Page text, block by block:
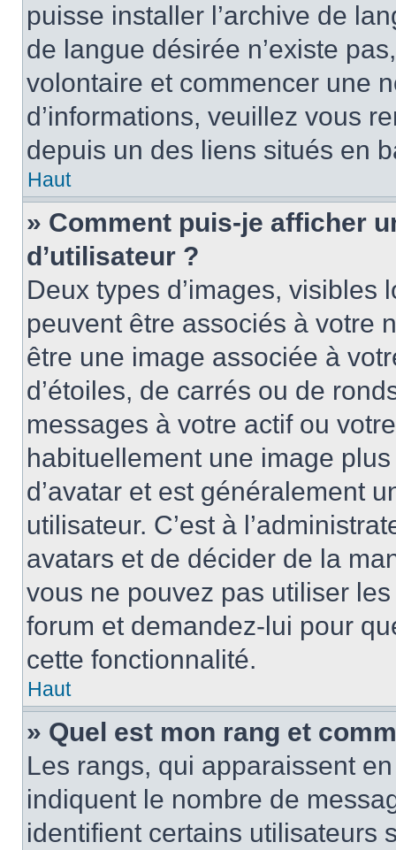
puisse installer l’archive de
de langue désirée n’existe
volontaire et commencer une
d’informations, veuillez vous
depuis un des liens situés en
Haut
» Comment puis-je afficher
d’utilisateur ?
Deux types d’images,
peuvent être associés à votre
être une image associée à
d’étoiles, de carrés ou de
messages à votre actif ou
habituellement une image
d’avatar et est généralement
utilisateur. C’est à
avatars et de décider de la
vous ne pouvez pas utiliser
forum et demandez-lui pour
cette fonctionnalité.
Haut
» Quel est mon rang et
Les rangs, qui apparaissent
indiquent le nombre de
identifient certains utilisateurs